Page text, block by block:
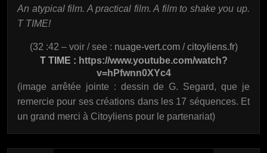
An atypical film. A practical film. A film to shake you up.
T TIME!
(32 :42 – voir / see : nuage-vert.com/citoyliens.fr)
T TIME : https://www.youtube.com/watch?
v=hPfwnn0XYc4
(image arrêtée jointe : dessin de G. Segard, que je
remercie pour ses créations dans les 17 séquences. Et
un grand merci à Citoyliens pour le partenariat)